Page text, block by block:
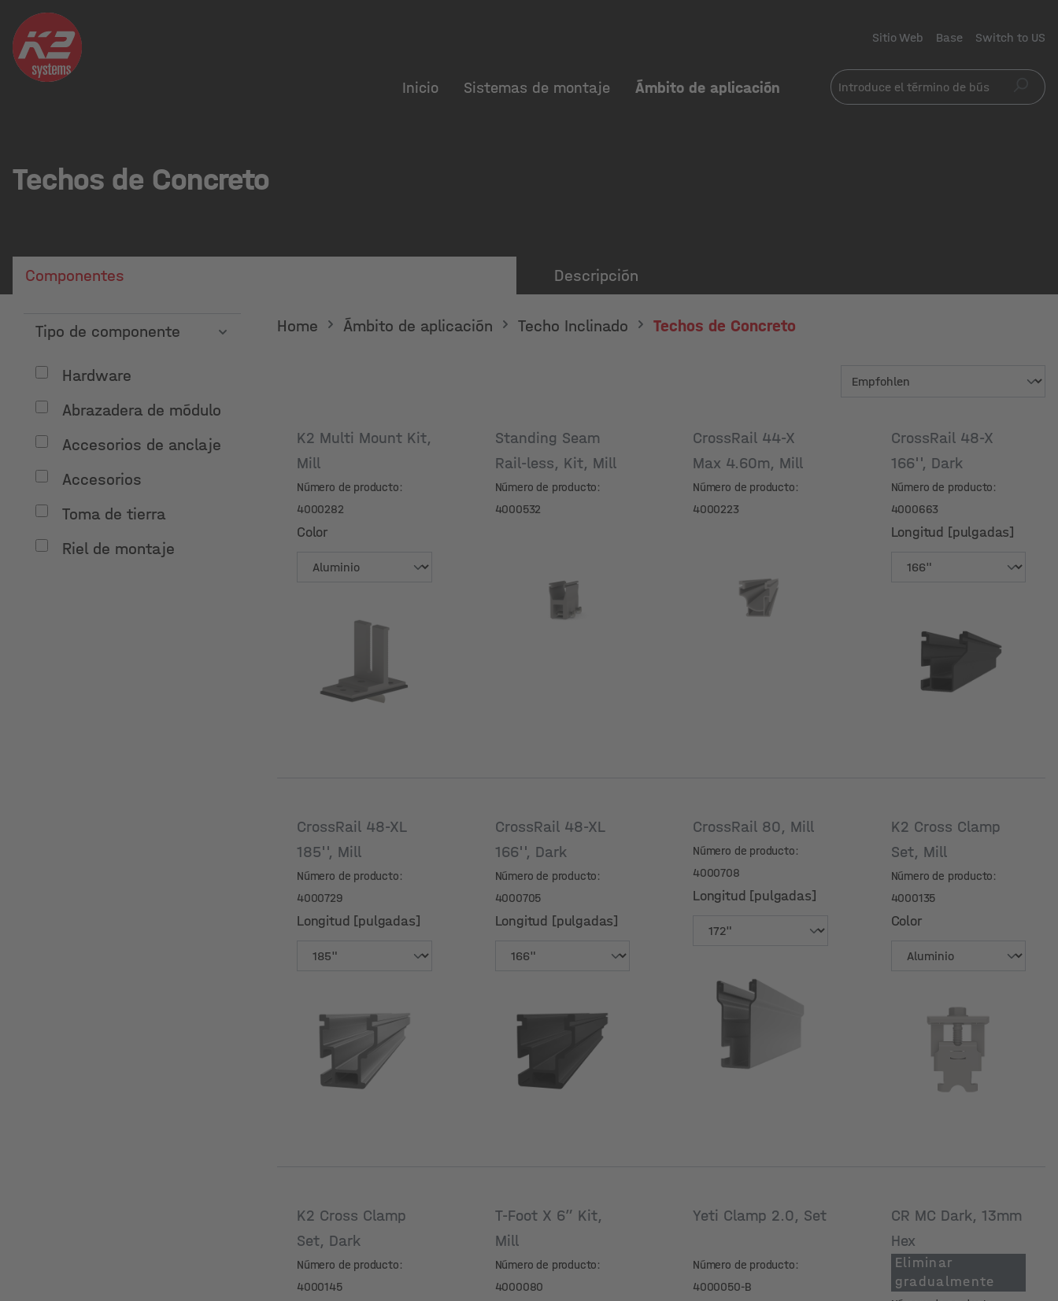
Sitio Web Base Switch to US
Inicio Sistemas de montaje Ámbito de aplicación
Techos de Concreto
Componentes Descripción
Tipo de componente
Hardware
Abrazadera de módulo
Accesorios de anclaje
Accesorios
Toma de tierra
Riel de montaje
Home Ámbito de aplicación Techo Inclinado Techos de Concreto
K2 Multi Mount Kit,
Mill
Número de producto:
4000282
Color
Standing Seam
Rail-less, Kit, Mill
Número de producto:
4000532
CrossRail 44-X
Max 4.60m, Mill
Número de producto:
4000223
CrossRail 48-X
166'', Dark
Número de producto:
4000663
Longitud [pulgadas]
Longitud [pulgadas]
CrossRail 48-XL
185'', Mill
Número de producto:
4000729
Longitud [pulgadas]
Longitud [pulgadas]
CrossRail 48-XL
166'', Dark
Número de producto:
4000705
Longitud [pulgadas]
Longitud [pulgadas]
CrossRail 80, Mill
Número de producto:
4000708
Longitud [pulgadas]
K2 Cross Clamp
Set, Mill
Número de producto:
4000135
Color
K2 Cross Clamp
Set, Dark
Número de producto:
4000145
T-Foot X 6” Kit,
Mill
Número de producto:
4000080
Yeti Clamp 2.0, Set
Número de producto:
4000050-B
CR MC Dark, 13mm
Hex
Eliminar
gradualmente